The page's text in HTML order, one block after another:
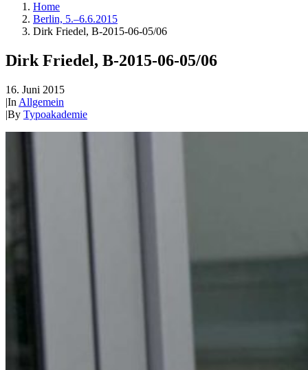
Home
Berlin, 5.–6.6.2015
Dirk Friedel, B-2015-06-05/06
Dirk Friedel, B-2015-06-05/06
16. Juni 2015
|In Allgemein
|By Typoakademie